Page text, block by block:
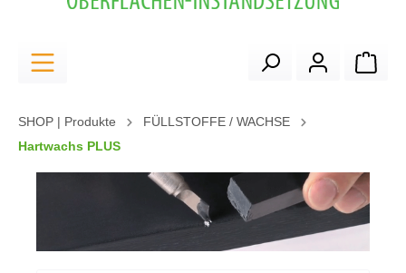
SHOP | Produkte
FÜLLSTOFFE / WACHSE
Hartwachs PLUS
Bildergalerie überspringen